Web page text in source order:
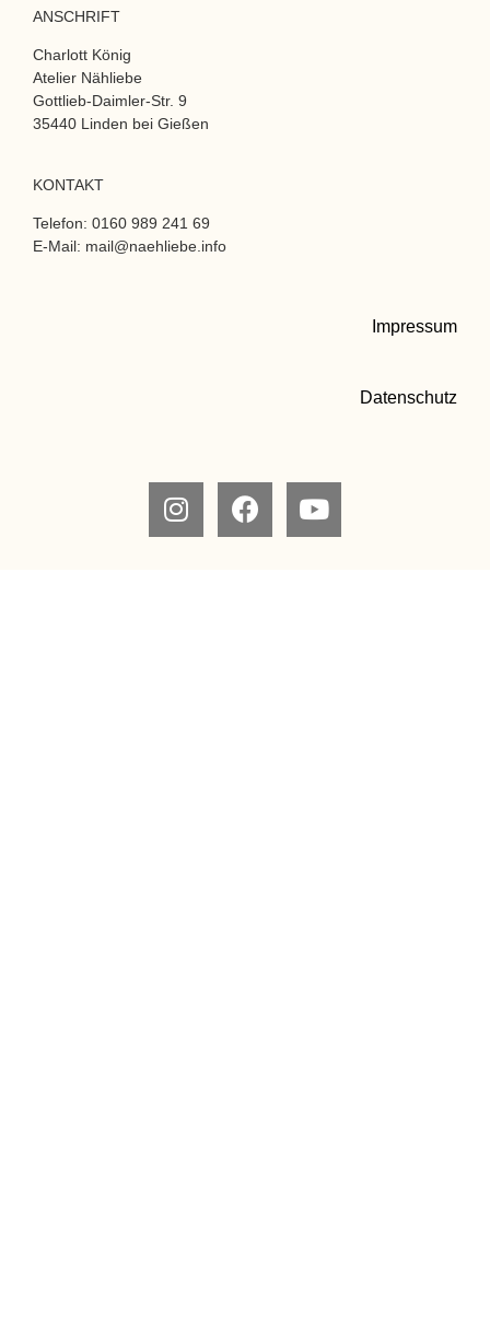
ANSCHRIFT
Charlott König
Atelier Nähliebe
Gottlieb-Daimler-Str. 9
35440 Linden bei Gießen
KONTAKT
Telefon: 0160 989 241 69
E-Mail: mail@naehliebe.info
Impressum
Datenschutz